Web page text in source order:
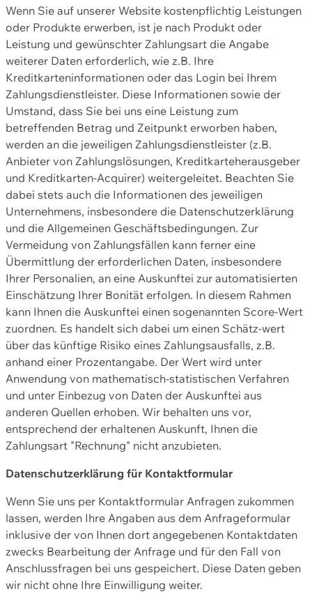
Wenn Sie auf unserer Website kostenpflichtig Leistungen
oder Produkte erwerben, ist je nach Produkt oder
Leistung und gewünschter Zahlungsart die Angabe
weiterer Daten erforderlich, wie z.B. Ihre
Kreditkarteninformationen oder das Login bei Ihrem
Zahlungsdienstleister. Diese Informationen sowie der
Umstand, dass Sie bei uns eine Leistung zum
betreffenden Betrag und Zeitpunkt erworben haben,
werden an die jeweiligen Zahlungsdienstleister (z.B.
Anbieter von Zahlungslösungen, Kreditkarteherausgeber
und Kreditkarten-Acquirer) weitergeleitet. Beachten Sie
dabei stets auch die Informationen des jeweiligen
Unternehmens, insbesondere die Datenschutzerklärung
und die Allgemeinen Geschäftsbedingungen. Zur
Vermeidung von Zahlungsfällen kann ferner eine
Übermittlung der erforderlichen Daten, insbesondere
Ihrer Personalien, an eine Auskunftei zur automatisierten
Einschätzung Ihrer Bonität erfolgen. In diesem Rahmen
kann Ihnen die Auskunftei einen sogenannten Score-Wert
zuordnen. Es handelt sich dabei um einen Schätz-wert
über das künftige Risiko eines Zahlungsausfalls, z.B.
anhand einer Prozentangabe. Der Wert wird unter
Anwendung von mathematisch-statistischen Verfahren
und unter Einbezug von Daten der Auskunftei aus
anderen Quellen erhoben. Wir behalten uns vor,
entsprechend der erhaltenen Auskunft, Ihnen die
Zahlungsart "Rechnung" nicht anzubieten.
Datenschutzerklärung für Kontaktformular
Wenn Sie uns per Kontaktformular Anfragen zukommen
lassen, werden Ihre Angaben aus dem Anfrageformular
inklusive der von Ihnen dort angegebenen Kontaktdaten
zwecks Bearbeitung der Anfrage und für den Fall von
Anschlussfragen bei uns gespeichert. Diese Daten geben
wir nicht ohne Ihre Einwilligung weiter.